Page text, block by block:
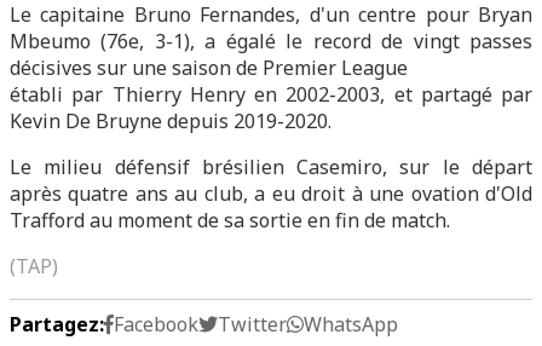
Le capitaine Bruno Fernandes, d'un centre pour Bryan
Mbeumo (76e, 3-1), a égalé le record de vingt passes
décisives sur une saison de Premier League
établi par Thierry Henry en 2002-2003, et partagé par
Kevin De Bruyne depuis 2019-2020.
Le milieu défensif brésilien Casemiro, sur le départ
après quatre ans au club, a eu droit à une ovation d'Old
Trafford au moment de sa sortie en fin de match.
(TAP)
Partagez: Facebook Twitter WhatsApp